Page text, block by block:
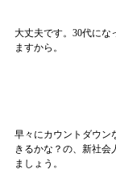
大丈夫です。30代にな
ますから。
早々にカウントダウン
きるかな？の、新社会
ましょう。